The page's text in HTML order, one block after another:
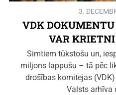
3.
VDK
VAR
Simtiem tūkstošu un,
miljons lappušu – tā pēc
drošības komitejas
Valsts arhīva